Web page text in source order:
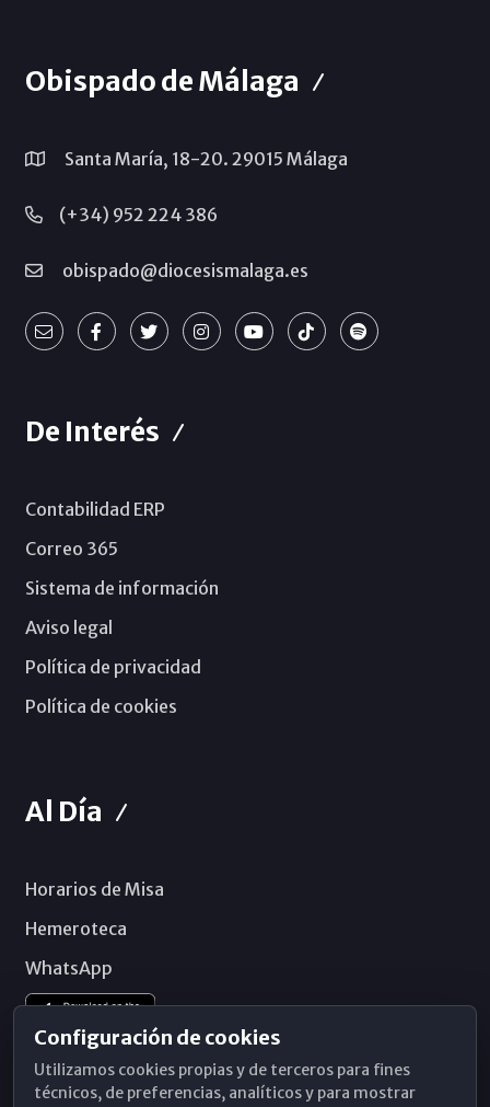
Obispado de Málaga
Santa María, 18-20. 29015 Málaga
(+34) 952 224 386
obispado@diocesismalaga.es
De Interés
Contabilidad ERP
Correo 365
Sistema de información
Aviso legal
Política de privacidad
Política de cookies
Al Día
Horarios de Misa
Hemeroteca
WhatsApp
Configuración de cookies
Utilizamos cookies propias y de terceros para fines
técnicos, de preferencias, analíticos y para mostrar